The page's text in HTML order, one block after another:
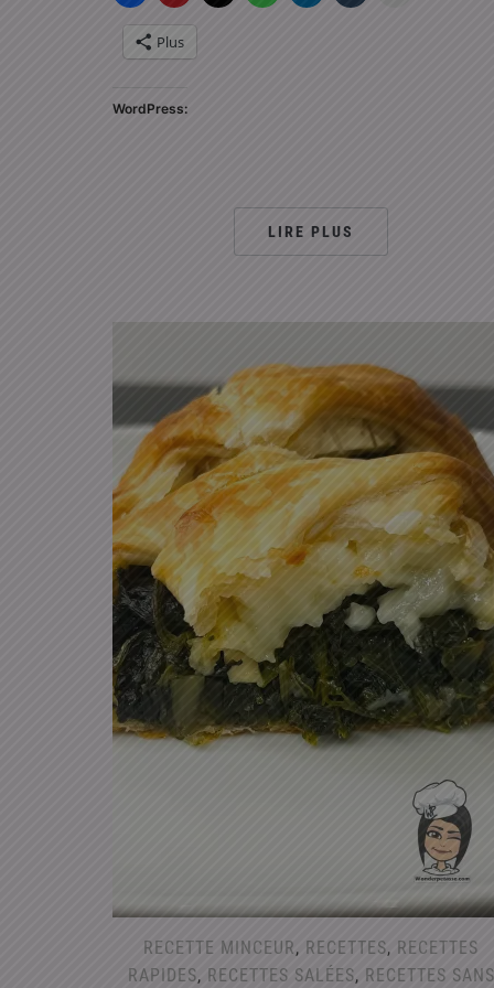
Plus
WordPress:
LIRE PLUS
RECETTE MINCEUR, RECETTES, RECETTES
RAPIDES, RECETTES SALÉES, RECETTES SANS